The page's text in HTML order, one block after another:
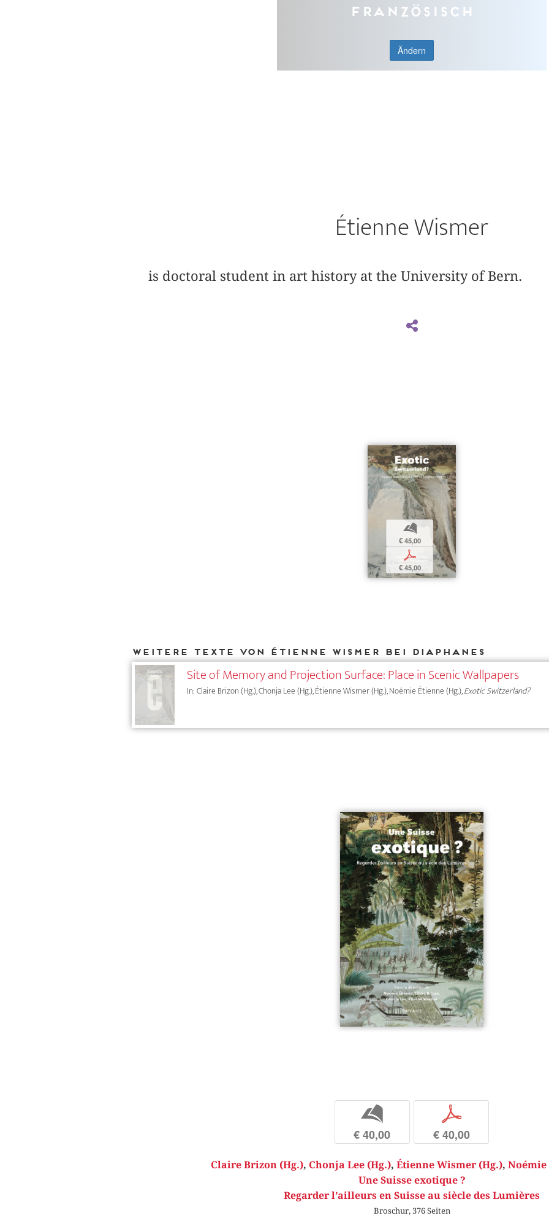
Französisch
Ändern
Étienne Wismer
is doctoral student in art history at the University of Bern.
b
€ 45,00
p
€ 45,00
Weitere Texte von Étienne Wismer bei DIAPHANES
Site of Memory and Projection Surface: Place in Scenic Wallpapers
In: Claire Brizon (Hg.), Chonja Lee (Hg.), Étienne Wismer (Hg.), Noémie Étienne (Hg.),Exotic Switzerland?
b
€ 40,00
p
€ 40,00
Claire Brizon (Hg.), Chonja Lee (Hg.), Étienne Wismer (Hg.), Noémie
Une Suisse exotique ?
Regarder l’ailleurs en Suisse au siècle des Lumières
Broschur, 376 Seiten